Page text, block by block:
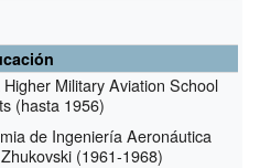
Higher Military Aviation School
(hasta 1956)
de Ingeniería Aeronáutica
(1961-1968)